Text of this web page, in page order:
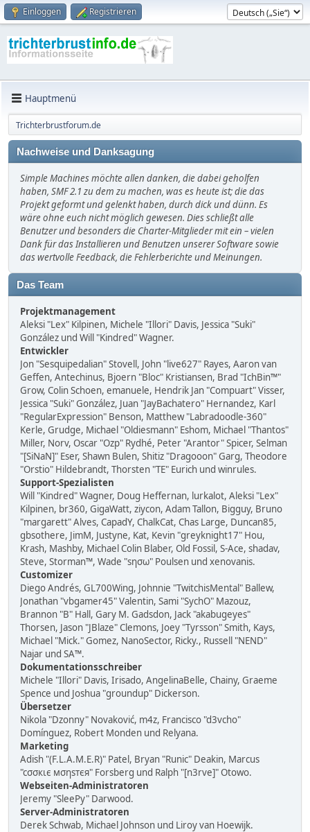
Einloggen Registrieren
Hauptmenü
Trichterbrustforum.de
Nachweise und Danksagung
Simple Machines möchte allen danken, die dabei geholfen
haben, SMF 2.1 zu dem zu machen, was es heute ist; die das
Projekt geformt und gelenkt haben, durch dick und dünn. Es
wäre ohne euch nicht möglich gewesen. Dies schließt alle
Benutzer und besonders die Charter-Mitglieder mit ein – vielen
Dank für das Installieren und Benutzen unserer Software sowie
das wertvolle Feedback, die Fehlerberichte und Meinungen.
Das Team
Projektmanagement
Aleksi "Lex" Kilpinen, Michele "Illori" Davis, Jessica "Suki"
González und Will "Kindred" Wagner.
Entwickler
Jon "Sesquipedalian" Stovell, John "live627" Rayes, Aaron van
Geffen, Antechinus, Bjoern "Bloc" Kristiansen, Brad "IchBin™"
Grow, Colin Schoen, emanuele, Hendrik Jan "Compuart" Visser,
Jessica "Suki" González, Juan "JayBachatero" Hernandez, Karl
"RegularExpression" Benson, Matthew "Labradoodle-360"
Kerle, Grudge, Michael "Oldiesmann" Eshom, Michael "Thantos"
Miller, Norv, Oscar "Ozp" Rydhé, Peter "Arantor" Spicer, Selman
"[SiNaN]" Eser, Shawn Bulen, Shitiz "Dragooon" Garg, Theodore
"Orstio" Hildebrandt, Thorsten "TE" Eurich und winrules.
Support-Spezialisten
Will "Kindred" Wagner, Doug Heffernan, lurkalot, Aleksi "Lex"
Kilpinen, br360, GigaWatt, ziycon, Adam Tallon, Bigguy, Bruno
"margarett" Alves, CapadY, ChalkCat, Chas Large, Duncan85,
gbsothere, JimM, Justyne, Kat, Kevin "greyknight17" Hou,
Krash, Mashby, Michael Colin Blaber, Old Fossil, S-Ace, shadav,
Steve, Storman™, Wade "sησω" Poulsen und xenovanis.
Customizer
Diego Andrés, GL700Wing, Johnnie "TwitchisMental" Ballew,
Jonathan "vbgamer45" Valentin, Sami "SychO" Mazouz,
Brannon "B" Hall, Gary M. Gadsdon, Jack "akabugeyes"
Thorsen, Jason "JBlaze" Clemons, Joey "Tyrsson" Smith, Kays,
Michael "Mick." Gomez, NanoSector, Ricky., Russell "NEND"
Najar und SA™.
Dokumentationsschreiber
Michele "Illori" Davis, Irisado, AngelinaBelle, Chainy, Graeme
Spence und Joshua "groundup" Dickerson.
Übersetzer
Nikola "Dzonny" Novaković, m4z, Francisco "d3vcho"
Domínguez, Robert Monden und Relyana.
Marketing
Adish "(F.L.A.M.E.R)" Patel, Bryan "Runic" Deakin, Marcus
"cσσкιє мσηѕтєя" Forsberg und Ralph "[n3rve]" Otowo.
Webseiten-Administratoren
Jeremy "SleePy" Darwood.
Server-Administratoren
Derek Schwab, Michael Johnson und Liroy van Hoewijk.